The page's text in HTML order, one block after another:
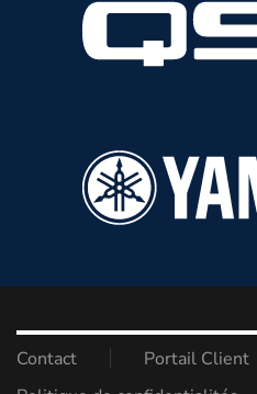
Contact Portail Client